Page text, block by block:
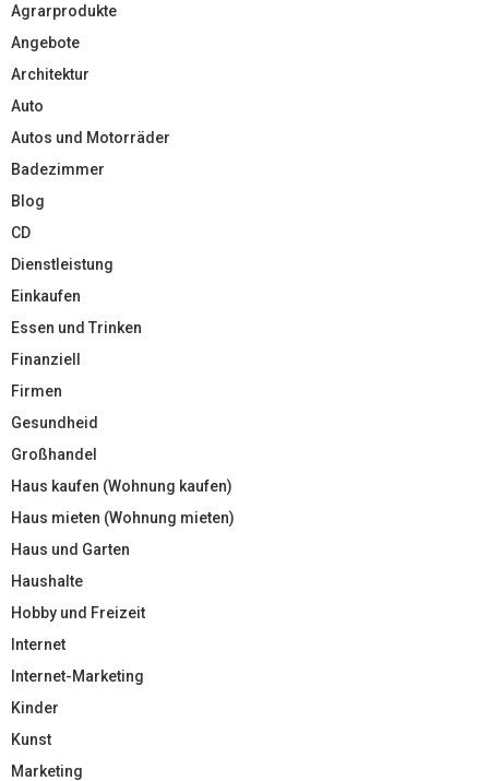
Agrarprodukte
Angebote
Architektur
Auto
Autos und Motorräder
Badezimmer
Blog
CD
Dienstleistung
Einkaufen
Essen und Trinken
Finanziell
Firmen
Gesundheid
Großhandel
Haus kaufen (Wohnung kaufen)
Haus mieten (Wohnung mieten)
Haus und Garten
Haushalte
Hobby und Freizeit
Internet
Internet-Marketing
Kinder
Kunst
Marketing